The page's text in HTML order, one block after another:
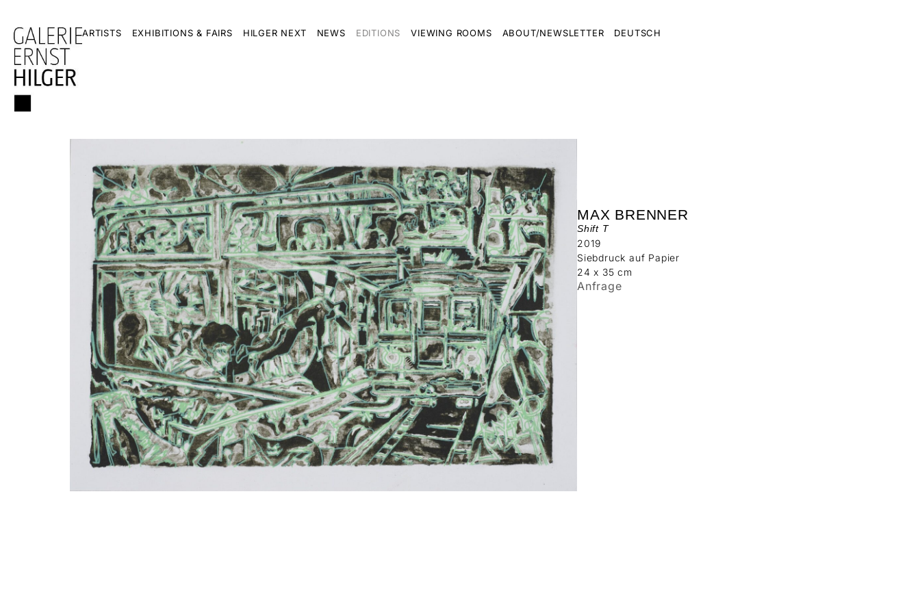
ARTISTS EXHIBITIONS & FAIRS HILGER NEXT NEWS EDITIONS VIEWING ROOMS ABOUT/NEWSLETTER DEUTSCH
MAX BRENNER
Shift T
2019
Siebdruck auf Papier
24 x 35 cm
Anfrage